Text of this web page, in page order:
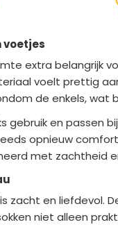
voetjes
extra belangrijk
voelt prettig
de enkels, wat
gebruik en
opnieuw
met zachtheid
zacht en liefdevol.
niet alleen